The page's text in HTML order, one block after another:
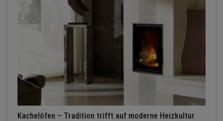
Kachelöfen – Tradition trifft auf moderne Heizkultur